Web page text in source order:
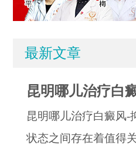
最新文章
昆明哪儿治疗白
昆明哪儿治疗白癜风-
状态之间存在着值得